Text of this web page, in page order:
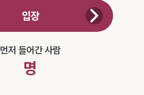
입장
먼저 들어간 사람
명